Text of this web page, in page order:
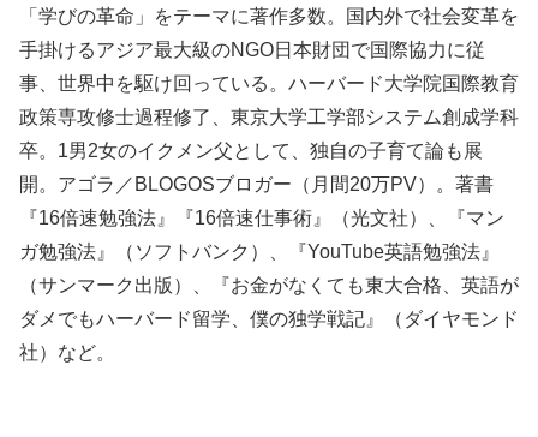
「学びの革命」をテーマに著作多数。国内外で社会変革を
手掛けるアジア最大級のNGO日本財団で国際協力に従
事、世界中を駆け回っている。ハーバード大学院国際教育
政策専攻修士過程修了、東京大学工学部システム創成学科
卒。1男2女のイクメン父として、独自の子育て論も展
開。アゴラ／BLOGOSブロガー（月間20万PV）。著書
『16倍速勉強法』『16倍速仕事術』（光文社）、『マン
ガ勉強法』（ソフトバンク）、『YouTube英語勉強法』
（サンマーク出版）、『お金がなくても東大合格、英語が
ダメでもハーバード留学、僕の独学戦記』（ダイヤモンド
社）など。